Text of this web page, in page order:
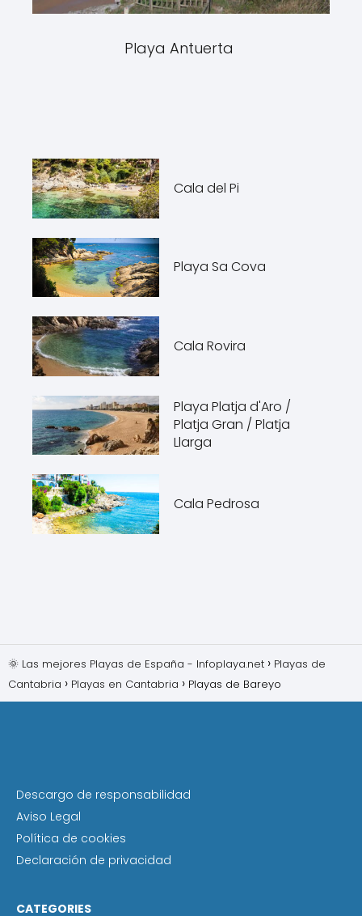
Playa Antuerta
Cala del Pi
Playa Sa Cova
Cala Rovira
Playa Platja d'Aro /
Platja Gran / Platja
Llarga
Cala Pedrosa
🌞 Las mejores Playas de España - Infoplaya.net
Playas de
Cantabria
Playas en Cantabria Playas de Bareyo
Descargo de responsabilidad
Aviso Legal
Política de cookies
Declaración de privacidad
CATEGORIES